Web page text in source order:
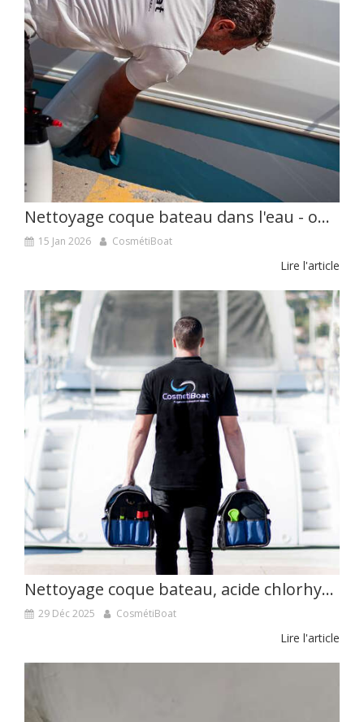
Nettoyage coque bateau dans l'eau - ou l'art d'obtenir une coque nette
15 Jan 2026 CosmétiBoat
Lire l'article
Nettoyage coque bateau, acide chlorhydrique, attention !
29 Déc 2025 CosmétiBoat
Lire l'article